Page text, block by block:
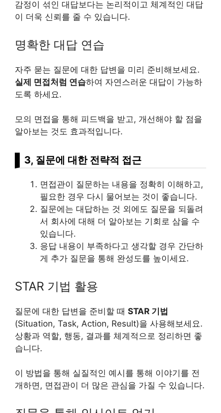
감정이 섞인 대답보다는 논리적이고 체계적인 대답
이 더욱 신뢰를 줄 수 있습니다.
명확한 대답 연습
자주 묻는 질문에 대한 답변을 미리 준비해보세요.
실제 면접처럼 연습하여 자연스러운 대답이 가능하
도록 하세요.
모의 면접을 통해 피드백을 받고, 개선해야 할 점을
알아보는 것도 효과적입니다.
3, 질문에 대한 전략적 접근
면접관이 질문하는 내용을 정확히 이해하고,
필요한 경우 다시 물어보는 것이 좋습니다.
질문에는 대답하는 것 외에도 질문을 되돌려
서 회사에 대해 더 알아보는 기회로 삼을 수
있습니다.
응답 내용이 부족하다고 생각할 경우 간단하
게 추가 질문을 통해 완성도를 높이세요.
STAR 기법 활용
질문에 대한 답변을 준비할 때 STAR 기법
(Situation, Task, Action, Result)을 사용해보세요.
상황과 역할, 행동, 결과를 체계적으로 정리하면 좋
습니다.
이 방법을 통해 실질적인 예시를 통해 이야기를 전
개하면, 면접관이 더 많은 관심을 가질 수 있습니다.